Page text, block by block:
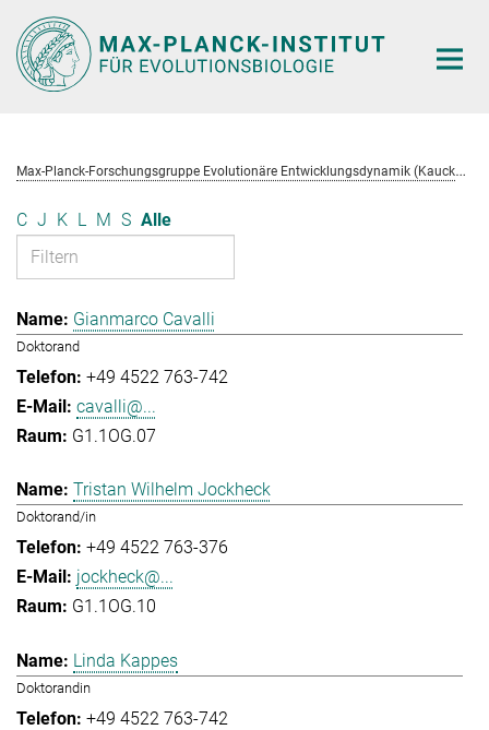
Hauptinhalt
M
ax-Planck-Forschungsgruppe Evolutionäre Entwicklungsdynamik (Kaucká)
C J K L M S Alle
Gianmarco Cavalli
Doktorand
+49 4522 763-742
cavalli@...
G1.1OG.07
Tristan Wilhelm Jockheck
Doktorand/in
+49 4522 763-376
jockheck@...
G1.1OG.10
Linda Kappes
Doktorandin
+49 4522 763-742